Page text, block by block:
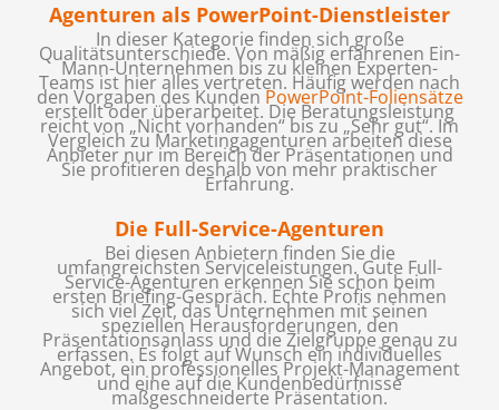
Agenturen als PowerPoint-Dienstleister
In dieser Kategorie finden sich große
Qualitätsunterschiede. Von mäßig erfahrenen Ein-
Mann-Unternehmen bis zu kleinen Experten-
Teams ist hier alles vertreten. Häufig werden nach
den Vorgaben des KundenPowerPoint-Foliensätze
erstellt oder überarbeitet. Die Beratungsleistung
reicht von „Nicht vorhanden“ bis zu „Sehr gut“. Im
Vergleich zu Marketingagenturen arbeiten diese
Anbieter nur im Bereich der Präsentationen und
Sie profitieren deshalb von mehr praktischer
Erfahrung.
Die Full-Service-Agenturen
Bei diesen Anbietern finden Sie die
umfangreichsten Serviceleistungen. Gute Full-
Service-Agenturen erkennen Sie schon beim
ersten Briefing-Gespräch. Echte Profis nehmen
sich viel Zeit, das Unternehmen mit seinen
speziellen Herausforderungen, den
Präsentationsanlass und die Zielgruppe genau zu
erfassen. Es folgt auf Wunsch ein individuelles
Angebot, ein professionelles Projekt-Management
und eine auf die Kundenbedürfnisse
maßgeschneiderte Präsentation.